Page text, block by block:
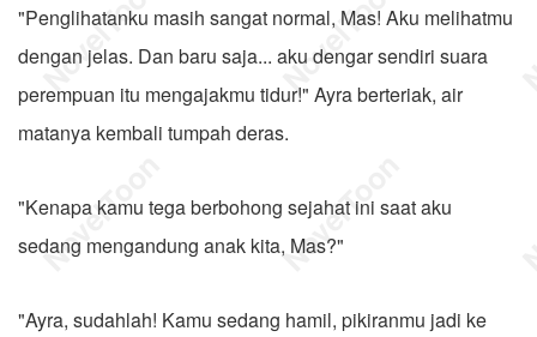
"Penglihatanku masih sangat normal, Mas! Aku melihatmu
dengan jelas. Dan baru saja... aku dengar sendiri suara
perempuan itu mengajakmu tidur!" Ayra berteriak, air
matanya kembali tumpah deras.
"Kenapa kamu tega berbohong sejahat ini saat aku
sedang mengandung anak kita, Mas?"
"Ayra, sudahlah! Kamu sedang hamil, pikiranmu jadi ke